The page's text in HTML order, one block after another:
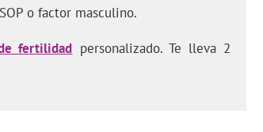
o factor masculino.
fertilidad personalizado. Te lleva 2